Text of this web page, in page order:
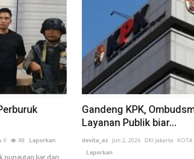
0 88 Laporkan
pungutan liar dan
Gandeng KPK,
Layanan Publik biar...
devita_as Jun 2, 2026 DKI Jakarta KOTA
Laporkan